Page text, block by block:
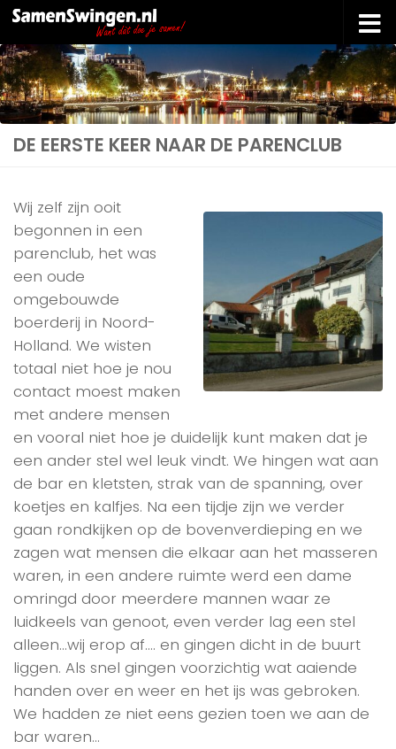
Doorgaan naar inhoud
DE EERSTE KEER NAAR DE PARENCLUB
Wij zelf zijn ooit
begonnen in een
parenclub, het was
een oude
omgebouwde
boerderij in Noord-
Holland. We wisten
totaal niet hoe je nou
contact moest maken
met andere mensen
en vooral niet hoe je duidelijk kunt maken dat je
een ander stel wel leuk vindt. We hingen wat aan
de bar en kletsten, strak van de spanning, over
koetjes en kalfjes. Na een tijdje zijn we verder
gaan rondkijken op de bovenverdieping en we
zagen wat mensen die elkaar aan het masseren
waren, in een andere ruimte werd een dame
omringd door meerdere mannen waar ze
luidkeels van genoot, even verder lag een stel
alleen…wij erop af…. en gingen dicht in de buurt
liggen. Als snel gingen voorzichtig wat aaiende
handen over en weer en het ijs was gebroken.
We hadden ze niet eens gezien toen we aan de
bar waren…